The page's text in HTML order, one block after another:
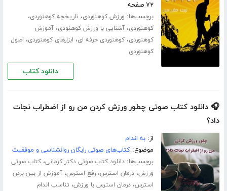
۷۲ صفحه
برچسب‌ها: ورزش کوهنوردی، تاریخچه کوهنوردی،
کوهنوردی،آشنایی با ورزش کوهنودی،آموزش
کوهنوردی،کوهنوردی حرفه ای، ابزارهای کوهنوردی، اصول
کوهنوردی
دانلود کتاب
🎧 دانلود کتاب صوتی چطور ورزش کردن من رو از اضطراب نجات
داد؟
از:به اندام
موضوع:کتاب‌های صوتی رایگان روانشناسی و موفقیت
برچسب‌ها:دانلود کتاب صوتی دکتر کرمانی،کتاب صوتی
ورزش،درمان استرس،رفع استرس،آموزش از بین بردن
استرس،درمان استرس با ورزش، تناسب اندام